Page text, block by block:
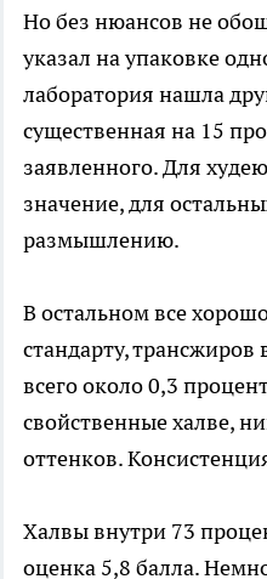
Но без нюансов не
указал на упаковке
лаборатория нашла
существенная на 15
заявленного. Для
значение, для
размышлению.
В остальном все
стандарту,
всего около 0,3
свойственные халве,
оттенков.
Халвы внутри 73
оценка 5,8 балла.